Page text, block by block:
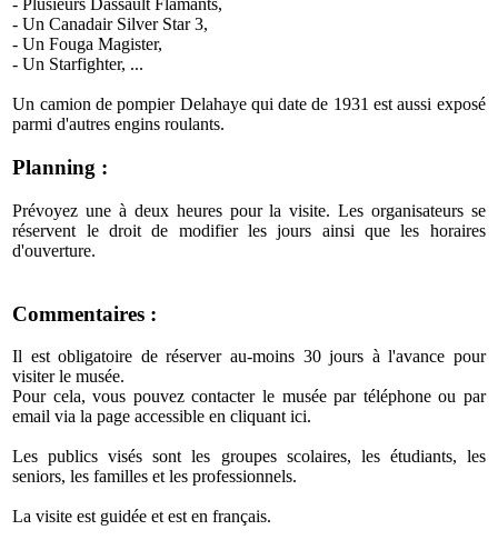
- Plusieurs Dassault Flamants,
- Un Canadair Silver Star 3,
- Un Fouga Magister,
- Un Starfighter, ...
Un camion de pompier Delahaye qui date de 1931 est aussi exposé
parmi d'autres engins roulants.
Planning :
Prévoyez une à deux heures pour la visite. Les organisateurs se
réservent le droit de modifier les jours ainsi que les horaires
d'ouverture.
Commentaires :
Il est obligatoire de réserver au-moins 30 jours à l'avance pour
visiter le musée.
Pour cela, vous pouvez contacter le musée par téléphone ou par
email via la page accessible en cliquant ici.
Les publics visés sont les groupes scolaires, les étudiants, les
seniors, les familles et les professionnels.
La visite est guidée et est en français.